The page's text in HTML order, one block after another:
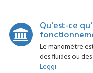
Qu'est-ce
Le manomètre
des fluides ou des
Leggi